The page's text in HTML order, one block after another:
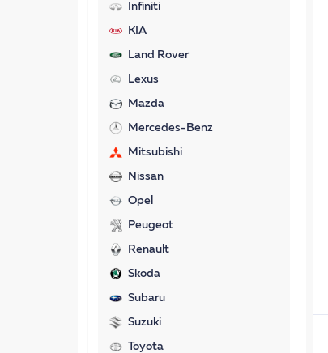
Infiniti
KIA
Land Rover
Lexus
Mazda
Mercedes-Benz
Mitsubishi
Nissan
Opel
Peugeot
Renault
Skoda
Subaru
Suzuki
Toyota